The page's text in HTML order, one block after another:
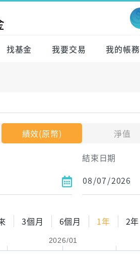
找基金 我要交易 我的帳務
績效(原幣)
淨值
結束日期
3個月 6個月 1年 2年
2026/01